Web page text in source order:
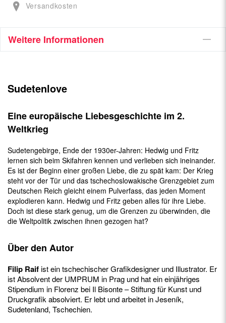
Versandkosten
Weitere Informationen
Sudetenlove
Eine europäische Liebesgeschichte im 2.
Weltkrieg
Sudetengebirge, Ende der 1930er-Jahren: Hedwig und Fritz
lernen sich beim Skifahren kennen und verlieben sich ineinander.
Es ist der Beginn einer großen Liebe, die zu spät kam: Der Krieg
steht vor der Tür und das tschechoslowakische Grenzgebiet zum
Deutschen Reich gleicht einem Pulverfass, das jeden Moment
explodieren kann. Hedwig und Fritz geben alles für ihre Liebe.
Doch ist diese stark genug, um die Grenzen zu überwinden, die
die Weltpolitik zwischen ihnen gezogen hat?
Über den Autor
Filip Raifist ein tschechischer Grafikdesigner und Illustrator. Er
ist Absolvent der UMPRUM in Prag und hat ein einjähriges
Stipendium in Florenz bei Il Bisonte – Stiftung für Kunst und
Druckgrafik absolviert. Er lebt und arbeitet in Jeseník,
Sudetenland, Tschechien.